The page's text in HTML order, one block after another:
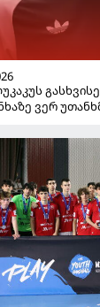
ვერ